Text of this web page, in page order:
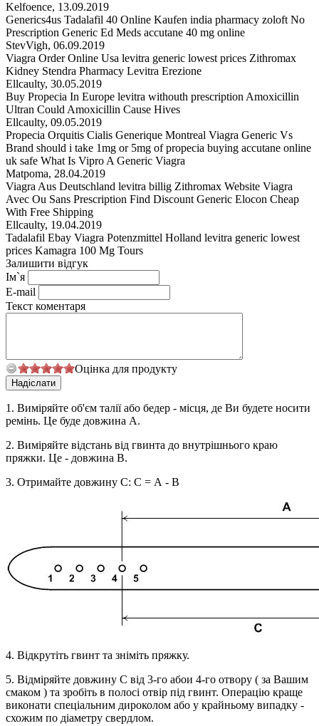
Kelfoence, 13.09.2019
Generics4us Tadalafil 40 Online Kaufen india pharmacy zoloft No
Prescription Generic Ed Meds accutane 40 mg online
StevVigh, 06.09.2019
Viagra Order Online Usa levitra generic lowest prices Zithromax
Kidney Stendra Pharmacy Levitra Erezione
Ellcaulty, 30.05.2019
Buy Propecia In Europe levitra withouth prescription Amoxicillin
Ultran Could Amoxicillin Cause Hives
Ellcaulty, 09.05.2019
Propecia Orquitis Cialis Generique Montreal Viagra Generic Vs
Brand should i take 1mg or 5mg of propecia buying accutane online
uk safe What Is Vipro A Generic Viagra
Matpoma, 28.04.2019
Viagra Aus Deutschland levitra billig Zithromax Website Viagra
Avec Ou Sans Prescription Find Discount Generic Elocon Cheap
With Free Shipping
Ellcaulty, 19.04.2019
Tadalafil Ebay Viagra Potenzmittel Holland levitra generic lowest
prices Kamagra 100 Mg Tours
Залишити відгук
Ім`я
E-mail
Текст коментаря
Оцінка для продукту
1. Виміряйте об'єм талії або бедер - місця, де Ви будете носити
ремінь. Це буде довжина А.
2. Виміряйте відстань від гвинта до внутрішнього краю
пряжки. Це - довжина В.
3. Отримайте довжину С: С = А - В
4. Відкрутіть гвинт та зніміть пряжку.
5. Відміряйте довжину С від 3-го абои 4-го отвору ( за Вашим
смаком ) та зробіть в полосі отвір під гвинт. Операцію краще
виконати спеціальним дироколом або у крайньому випадку -
схожим по діаметру свердлом.